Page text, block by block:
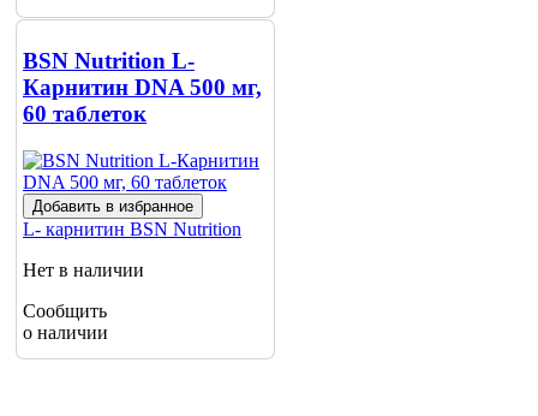
BSN Nutrition L-
Карнитин DNA 500 мг,
60 таблеток
Добавить в избранное
L- карнитин BSN Nutrition
Нет в наличии
Сообщить
о наличии